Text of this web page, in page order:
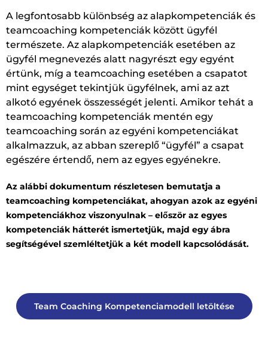
A legfontosabb különbség az alapkompetenciák és
teamcoaching kompetenciák között ügyfél
természete. Az alapkompetenciák esetében az
ügyfél megnevezés alatt nagyrészt egy egyént
értünk, míg a teamcoaching esetében a csapatot
mint egységet tekintjük ügyfélnek, ami az azt
alkotó egyének összességét jelenti. Amikor tehát a
teamcoaching kompetenciák mentén egy
teamcoaching során az egyéni kompetenciákat
alkalmazzuk, az abban szereplő “ügyfél” a csapat
egészére értendő, nem az egyes egyénekre.
Az alábbi dokumentum részletesen bemutatja a
teamcoaching kompetenciákat, ahogyan azok az egyéni
kompetenciákhoz viszonyulnak – először az egyes
kompetenciák hátterét ismertetjük, majd egy ábra
segítségével szemléltetjük a két modell kapcsolódását.
Team Coaching Kompetenciamodell letöltése